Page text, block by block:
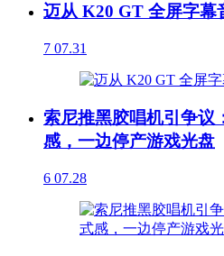
迈从 K20 GT 全屏字幕
7 07.31
索尼推黑胶唱机引争议
感，一边停产游戏光盘
6 07.28